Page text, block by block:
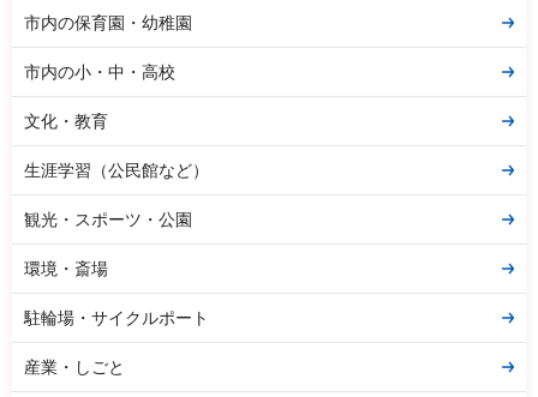
市内の保育園・幼稚園
市内の小・中・高校
文化・教育
生涯学習（公民館など）
観光・スポーツ・公園
環境・斎場
駐輪場・サイクルポート
産業・しごと